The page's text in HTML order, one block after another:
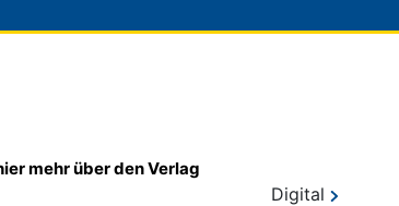
mehr über den Verlag
Digital